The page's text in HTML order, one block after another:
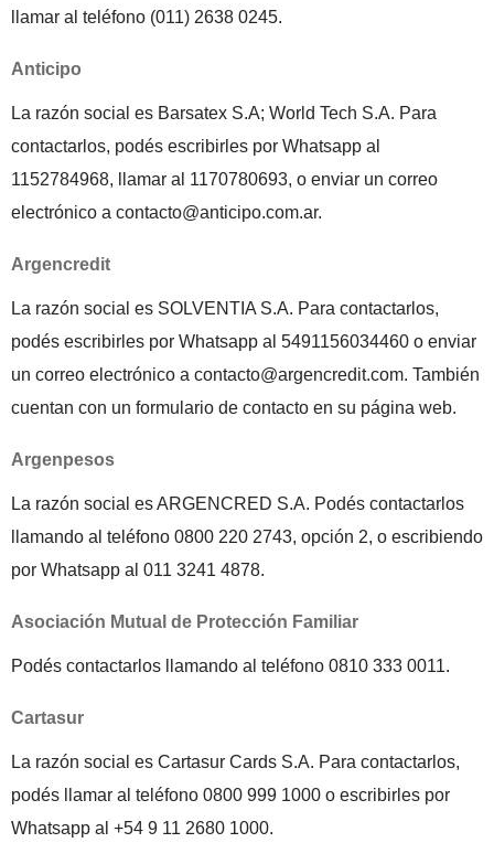
llamar al teléfono (011) 2638 0245.
Anticipo
La razón social es Barsatex S.A; World Tech S.A. Para
contactarlos, podés escribirles por Whatsapp al
1152784968, llamar al 1170780693, o enviar un correo
electrónico a contacto@anticipo.com.ar.
Argencredit
La razón social es SOLVENTIA S.A. Para contactarlos,
podés escribirles por Whatsapp al 5491156034460 o enviar
un correo electrónico a contacto@argencredit.com. También
cuentan con un formulario de contacto en su página web.
Argenpesos
La razón social es ARGENCRED S.A. Podés contactarlos
llamando al teléfono 0800 220 2743, opción 2, o escribiendo
por Whatsapp al 011 3241 4878.
Asociación Mutual de Protección Familiar
Podés contactarlos llamando al teléfono 0810 333 0011.
Cartasur
La razón social es Cartasur Cards S.A. Para contactarlos,
podés llamar al teléfono 0800 999 1000 o escribirles por
Whatsapp al +54 9 11 2680 1000.